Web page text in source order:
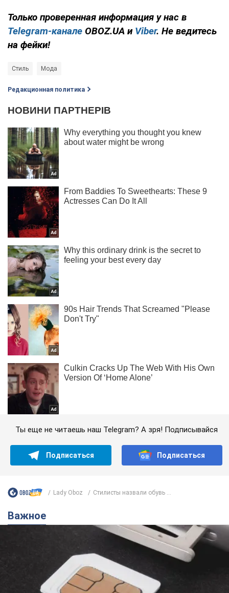
Только проверенная информация у нас в
Telegram-канале OBOZ.UA и Viber. Не ведитесь
на фейки!
Стиль Мода
Редакционная политика
Ты еще не читаешь наш Telegram? А зря! Подписывайся
Подписаться Подписаться
Lady Oboz Стилисты назвали обувь ...
Важное